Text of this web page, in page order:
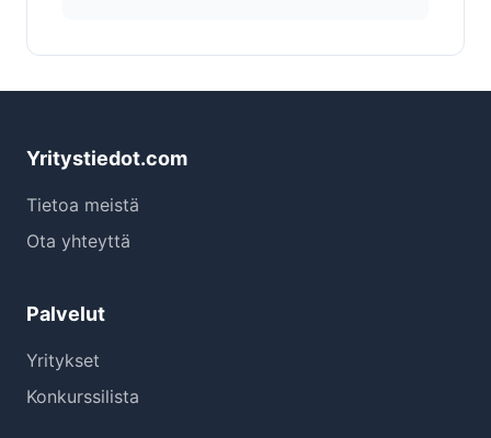
Yritystiedot.com
Tietoa meistä
Ota yhteyttä
Palvelut
Yritykset
Konkurssilista